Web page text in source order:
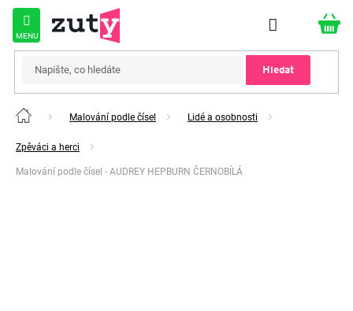
Přejít
obsah
Hledat
Domů Malování podle čísel Lidé a osobnosti
Zpěváci a herci
Malování podle čísel - AUDREY HEPBURN ČERNOBÍLÁ